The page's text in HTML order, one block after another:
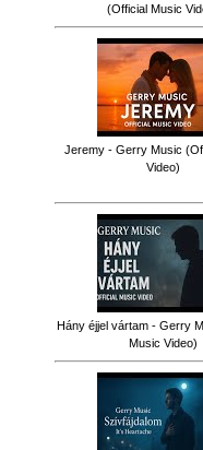
(Official Music
Jeremy - Gerry Music
Video)
Hány éjjel vártam - Gerry
Music Video)